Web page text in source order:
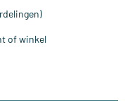
of winkel